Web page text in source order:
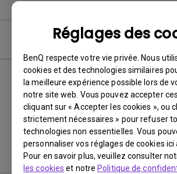
Réglages des
BenQ respecte votre vie privée. Nous
cookies et des technologies similaires
la meilleure expérience possible lors de
notre site web. Vous pouvez accepter
cliquant sur « Accepter les cookies », ou
strictement nécessaires » pour refuser
technologies non essentielles. Vous
personnaliser vos réglages de cookies ici
Pour en savoir plus, veuillez consulter
les cookies et notre Politique de
Aucun logiciel ou
associé